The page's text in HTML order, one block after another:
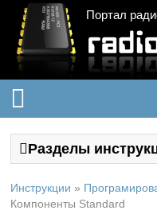
Портал
Разделы
Инструкции »
Компоненты Standard